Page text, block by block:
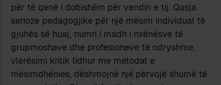
për të qenë i dobishëm për vendin e tij. Qasja
serioze pedagogjike për një mësim individual të
gjuhës së huaj, numri i madh i nxënësve të
grupmoshave dhe profesioneve të ndryshme,
vlerësimi kritik lidhur me metodat e
mësimdhënies, dëshmojnë një përvojë shumë të